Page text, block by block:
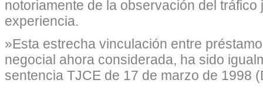
notoriamente de la observación del
experiencia.
»Esta estrecha vinculación entre
negocial ahora considerada, ha sido
sentencia TJCE de 17 de marzo de 1998